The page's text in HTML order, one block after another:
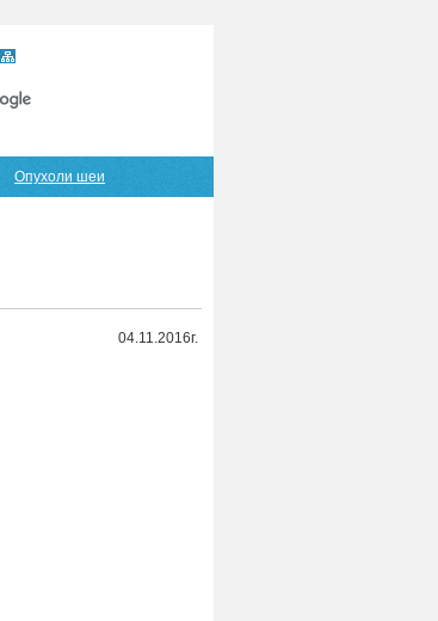
Опухоли шеи
04.11.2016г.